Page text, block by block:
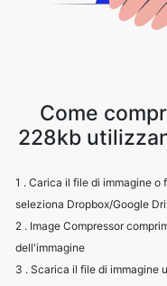
1 . Carica il file di immagine
seleziona Dropbox/Google
2 . Image Compressor